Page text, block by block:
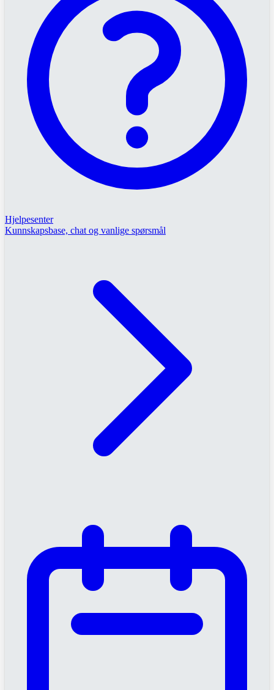
Hjelpesenter
Kunnskapsbase, chat og vanlige spørsmål